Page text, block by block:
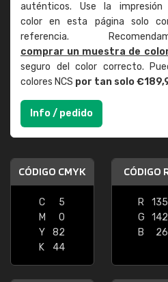
auténticos. Use la impresión
color en esta página solo
referencia.
comprar un muestra de
seguro del color correcto.
colores NCS por tan solo
Info / pedido
CÓDIGO CMYK
C
5
M
0
Y
82
K
44
CÓDIGO
R
135
G
142
B
26